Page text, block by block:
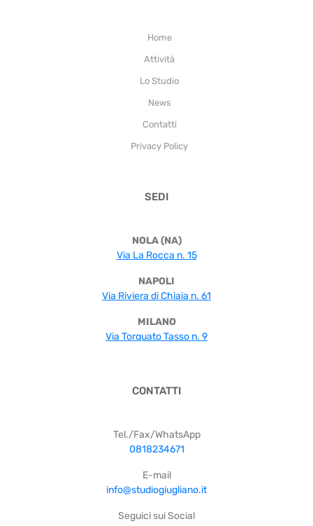
Home
Attività
Lo Studio
News
Contatti
Privacy Policy
SEDI
NOLA (NA)
Via La Rocca n. 15
NAPOLI
Via Riviera di Chiaia n. 61
MILANO
Via Torquato Tasso n. 9
CONTATTI
Tel./Fax/WhatsApp
0818234671
E-mail
info@studiogiugliano.it
Seguici sui Social